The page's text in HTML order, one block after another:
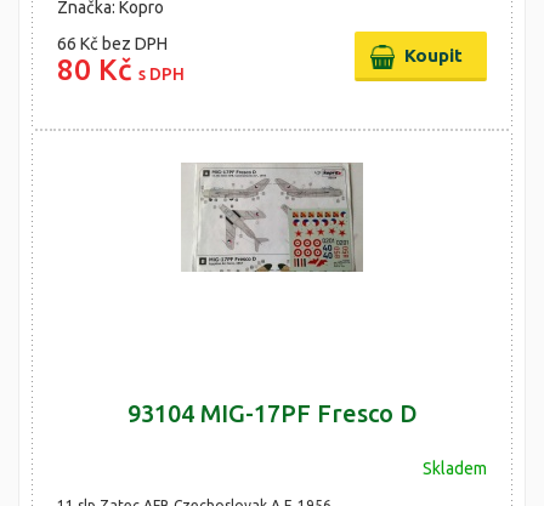
Značka: Kopro
66 Kč bez DPH
80 Kč s DPH
93104 MIG-17PF Fresco D
Skladem